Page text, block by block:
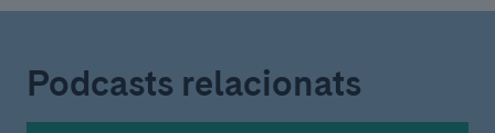
Podcasts relacionats